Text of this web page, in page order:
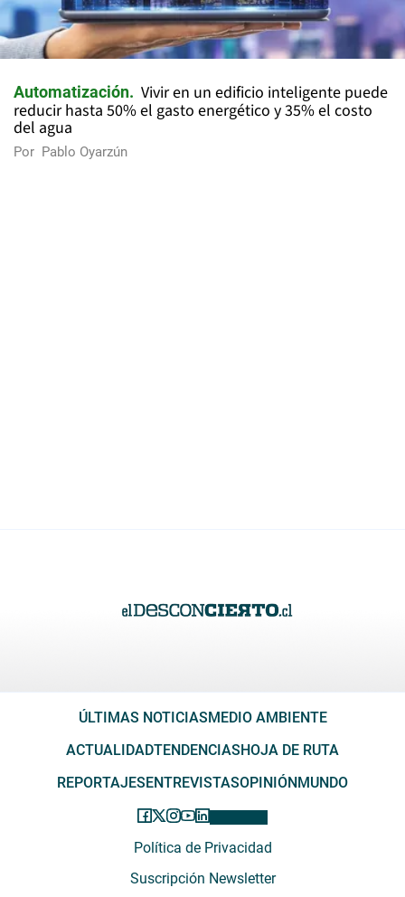
Automatización
Vivir en un edificio inteligente puede
reducir hasta 50% el gasto energético y 35% el costo
del agua
Por Pablo Oyarzún
ÚLTIMAS NOTICIASMEDIO AMBIENTE
ACTUALIDADTENDENCIASHOJA DE RUTA
REPORTAJESENTREVISTASOPINIÓNMUNDO
Política de Privacidad
Suscripción Newsletter